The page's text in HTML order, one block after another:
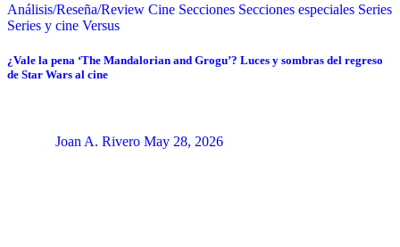
Análisis/Reseña/Review Cine Secciones Secciones especiales Series
Series y cine Versus
¿Vale la pena ‘The Mandalorian and Grogu’? Luces y sombras del regreso
de Star Wars al cine
Joan A. Rivero May 28, 2026